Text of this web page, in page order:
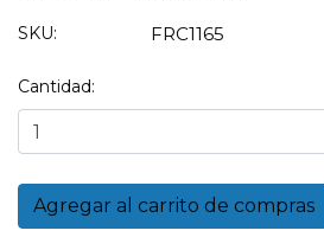
SKU: FRC1165
Cantidad: